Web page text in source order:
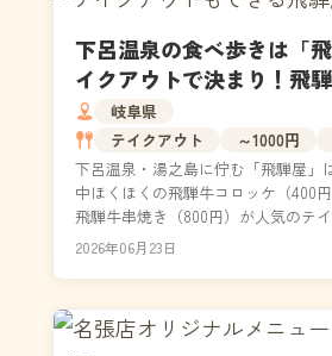
下呂温泉の食べ歩きは「
イクアウトで決まり！飛
ケ・串焼きを片手に温泉街
う
岐阜県
テイクアウト
～1000円
下呂温泉・湯之島に佇む「飛騨屋」
中ほくほくの飛騨牛コロッケ（400
飛騨牛串焼き（800円）が人気のテ
です。江戸の豪商・飛騨屋久兵衛ゆ
2026年06月23日